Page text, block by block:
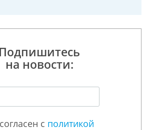
Подпишитесь
на новости:
с политикой